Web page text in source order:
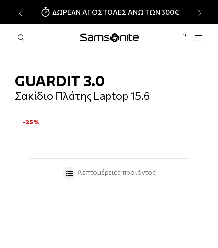
ΔΩΡΕΑΝ ΑΠΟΣΤΟΛΕΣ ΑΝΩ ΤΩΝ 300€
GUARDIT 3.0
Σακίδιο Πλάτης Laptop 15.6
-25%
Λεπτομέρειες προϊόντος